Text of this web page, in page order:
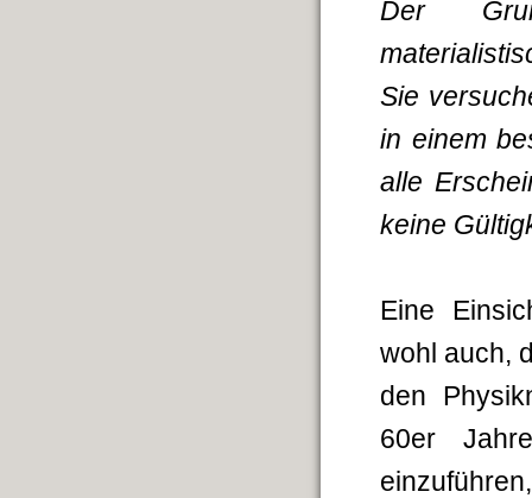
Der
Sie
in einem
alle
keine
Eine
wohl auch,
den
60er